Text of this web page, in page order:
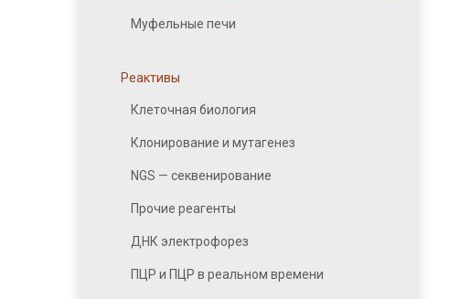
Муфельные печи
Реактивы
Клеточная биология
Клонирование и мутагенез
NGS — секвенирование
Прочие реагенты
ДНК электрофорез
ПЦР и ПЦР в реальном времени